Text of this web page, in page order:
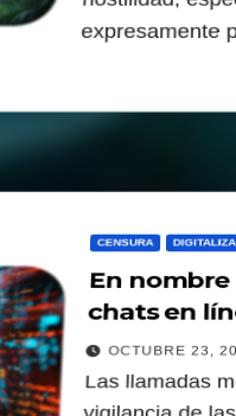
expresamente
CENSURA
En nombre
chats en
OCTUBRE 23,
Las llamadas